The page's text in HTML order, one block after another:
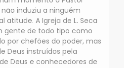
induziu a ninguém
atitude. A Igreja de L. Seca
gente de todo tipo como
por chefões do poder, mas
Deus instruídos pela
Deus e conhecedores de